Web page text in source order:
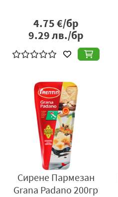
4.75€/бр
9.29лв./бр
Сирене Пармезан
Grana Padano 200гр